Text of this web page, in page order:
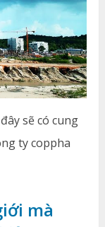
sẽ có cung
ty coppha
mà